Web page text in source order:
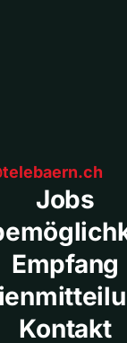
Jobs
Empfang
Kontakt